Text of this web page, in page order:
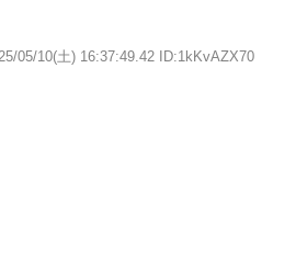
05/10(土) 16:37:49.42 ID:1kKvAZX70